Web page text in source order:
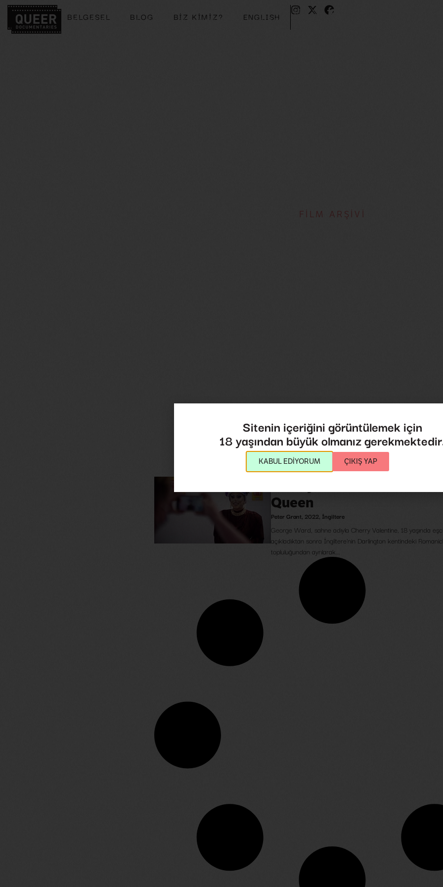
BELGESEL BLOG BIZ KIMIZ? ENGLISH
BELGESEL BLOG BIZ KIMIZ? ENGLISH
FİLM ARŞİVİ
Queen
Peter Grant, 2022, İngiltere
George Ward, sahne adıyla Cherry Valentine, 18 yaşında
açıkladıktan sonra İngiltere'nin Darlington kentindeki
topluluğundan ayrılarak...
Sitenin içeriğini görüntülemek için
18 yaşından büyük olmanız
KABUL EDİYORUM ÇIKIŞ YAP